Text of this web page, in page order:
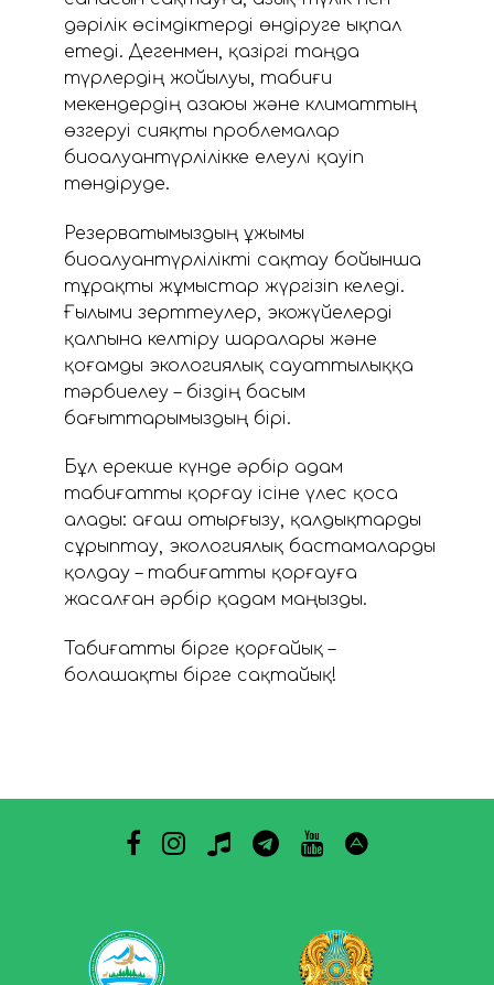
дәрілік өсімдіктерді өндіруге ықпал
етеді. Дегенмен, қазіргі таңда
түрлердің жойылуы, табиғи
мекендердің азаюы және климаттың
өзгеруі сияқты проблемалар
биоалуантүрлілікке елеулі қауіп
төндіруде.
Резерватымыздың ұжымы
биоалуантүрлілікті сақтау бойынша
тұрақты жұмыстар жүргізіп келеді.
Ғылыми зерттеулер, экожүйелерді
қалпына келтіру шаралары және
қоғамды экологиялық сауаттылыққа
тәрбиелеу – біздің басым
бағыттарымыздың бірі.
Бұл ерекше күнде әрбір адам
табиғатты қорғау ісіне үлес қоса
алады: ағаш отырғызу, қалдықтарды
сұрыптау, экологиялық бастамаларды
қолдау – табиғатты қорғауға
жасалған әрбір қадам маңызды.
Табиғатты бірге қорғайық –
болашақты бірге сақтайық!